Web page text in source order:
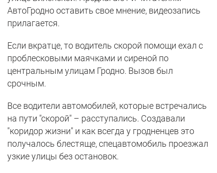
АвтоГродно оставить свое мнение, видеозапись
прилагается.
Если вкратце, то водитель скорой помощи ехал с
проблесковыми маячками и сиреной по
центральным улицам Гродно. Вызов был
срочным.
Все водители автомобилей, которые встречались
на пути "скорой" – расступались. Создавали
"коридор жизни" и как всегда у гродненцев это
получалось блестяще, спецавтомобиль проезжал
узкие улицы без остановок.